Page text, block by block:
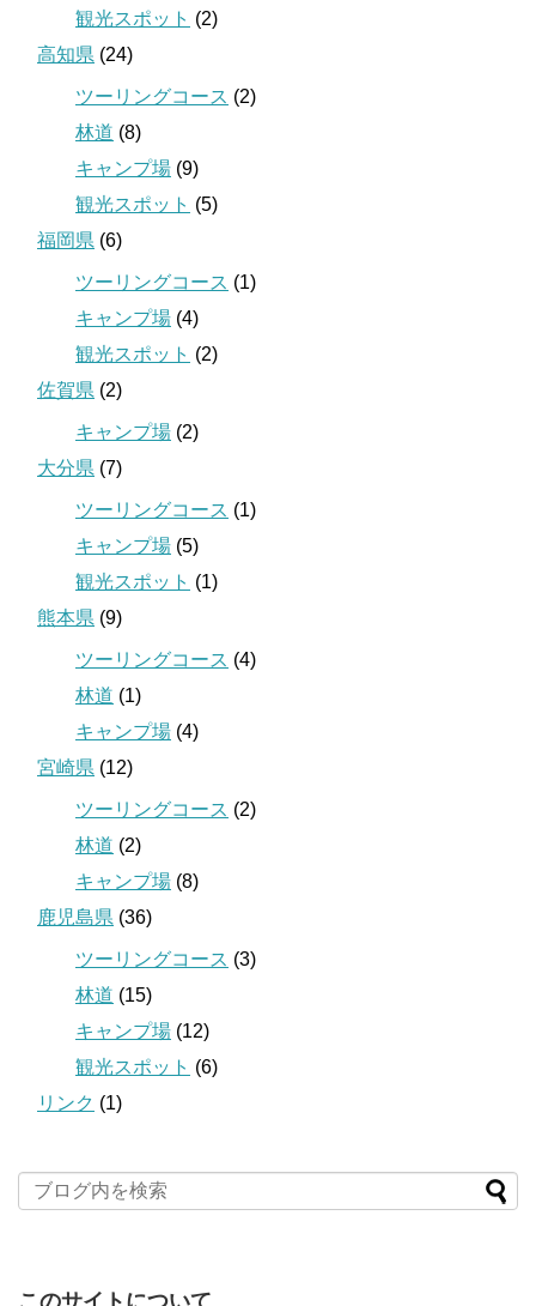
観光スポット (2)
高知県 (24)
ツーリングコース (2)
林道 (8)
キャンプ場 (9)
観光スポット (5)
福岡県 (6)
ツーリングコース (1)
キャンプ場 (4)
観光スポット (2)
佐賀県 (2)
キャンプ場 (2)
大分県 (7)
ツーリングコース (1)
キャンプ場 (5)
観光スポット (1)
熊本県 (9)
ツーリングコース (4)
林道 (1)
キャンプ場 (4)
宮崎県 (12)
ツーリングコース (2)
林道 (2)
キャンプ場 (8)
鹿児島県 (36)
ツーリングコース (3)
林道 (15)
キャンプ場 (12)
観光スポット (6)
リンク (1)
このサイトについて